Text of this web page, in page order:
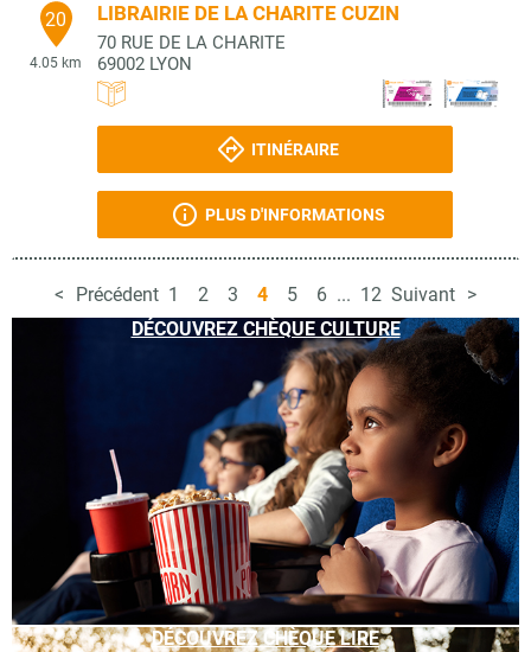
20
4.05 km
LIBRAIRIE DE LA CHARITE CUZIN
70 RUE DE LA CHARITE
69002 LYON
ITINÉRAIRE
PLUS D'INFORMATIONS
Précédent 1 2 3 4 5 6 ... 12 Suivant
DÉCOUVREZ CHÈQUE CULTURE
DÉCOUVREZ CHÈQUE LIRE